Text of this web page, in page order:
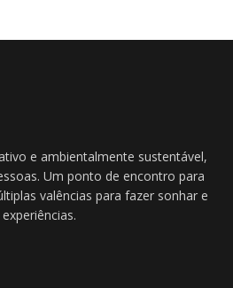
e ambientalmente sustentável,
Um ponto de encontro para
valências para fazer sonhar e